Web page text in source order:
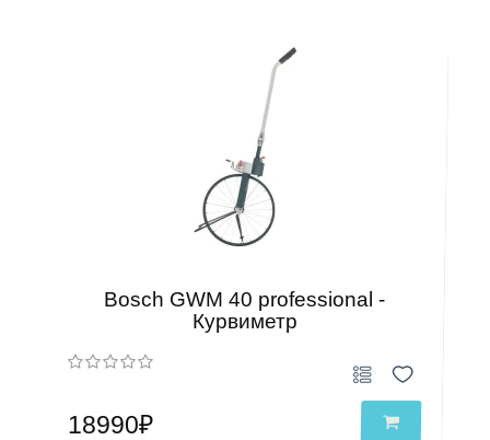
Bosch GWM 40 professional -
Курвиметр
18990₽